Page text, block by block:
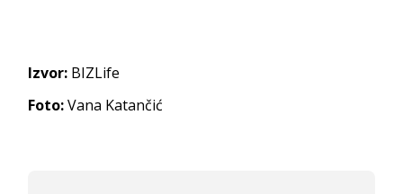
Izvor: BIZLife
Foto:Vana Katančić